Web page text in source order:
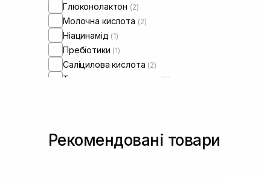
Глюконолактон (2)
Молочна кислота (2)
Ніацинамід (1)
Пребіотики (1)
Саліцилова кислота (2)
Транексамова кислота (2)
Рекомендовані товари